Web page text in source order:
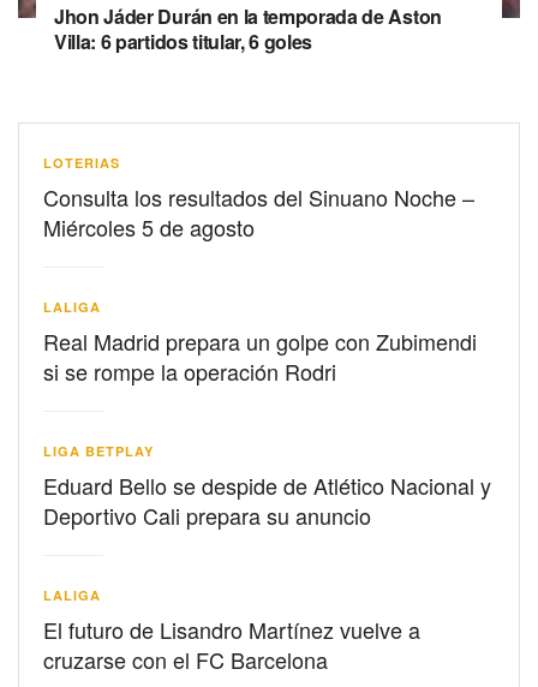
Jhon Jáder Durán en la temporada de Aston
Villa: 6 partidos titular, 6 goles
LOTERIAS
Consulta los resultados del Sinuano Noche –
Miércoles 5 de agosto
LALIGA
Real Madrid prepara un golpe con Zubimendi
si se rompe la operación Rodri
LIGA BETPLAY
Eduard Bello se despide de Atlético Nacional y
Deportivo Cali prepara su anuncio
LALIGA
El futuro de Lisandro Martínez vuelve a
cruzarse con el FC Barcelona